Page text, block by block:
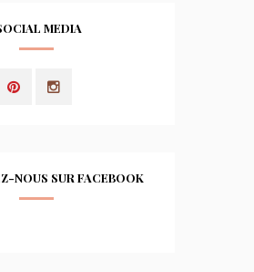
MEDIA
NOUS SUR FACEBOOK